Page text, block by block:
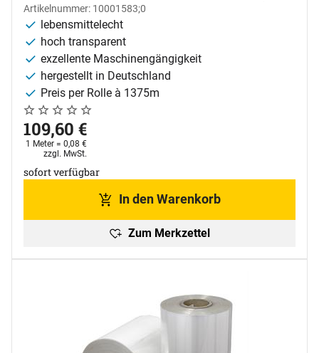
Artikelnummer: 10001583;0
lebensmittelecht
hoch transparent
exzellente Maschinengängigkeit
hergestellt in Deutschland
Preis per Rolle à 1375m
Noch keine Bewertungen abgegeben
0 Bewertungen
109,60 €
1 Meter = 0,08 €
Steuerhinweis:
zzgl. MwSt.
sofort verfügbar
In den Warenkorb
Zum Merkzettel